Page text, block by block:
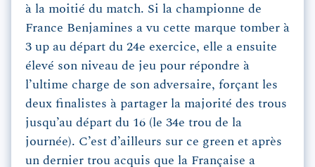
à la moitié du match. Si la championne de
France Benjamines a vu cette marque tomber à
3 up au départ du 24e exercice, elle a ensuite
élevé son niveau de jeu pour répondre à
l’ultime charge de son adversaire, forçant les
deux finalistes à partager la majorité des trous
jusqu’au départ du 16 (le 34e trou de la
journée). C’est d’ailleurs sur ce green et après
un dernier trou acquis que la Française a